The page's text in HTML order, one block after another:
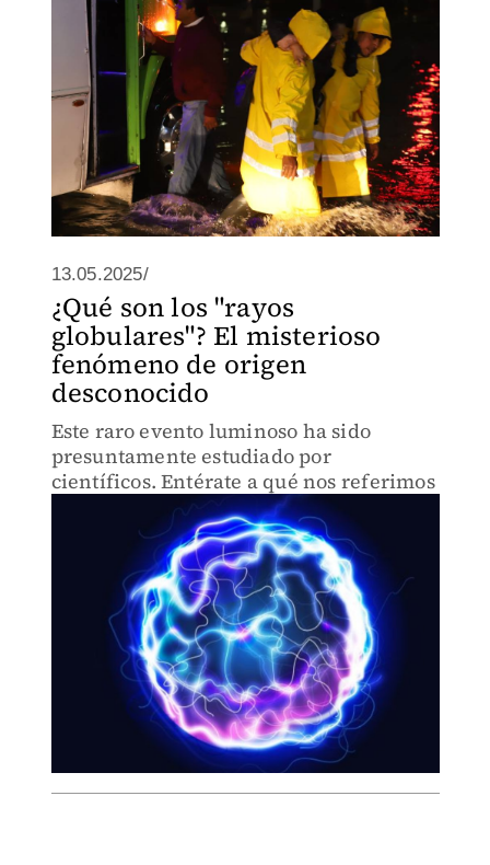
13.05.2025/
¿Qué son los "rayos
globulares"? El misterioso
fenómeno de origen
desconocido
Este raro evento luminoso ha sido
presuntamente estudiado por
científicos. Entérate a qué nos referimos